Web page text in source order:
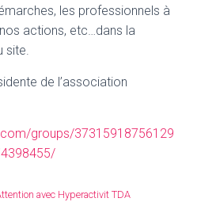
les professionnels à
actions, etc…dans la
site.
de l’association
groups/37315918756129
avec Hyperactivit TDA